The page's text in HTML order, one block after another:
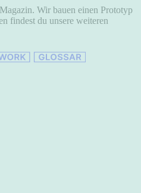
Wir bauen einen Prototyp
findest du unsere weiteren